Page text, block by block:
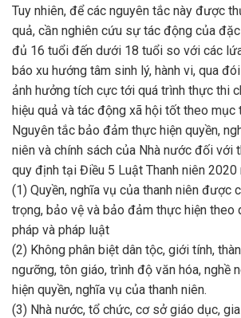
Tuy nhiên, để các nguyên tắc này được
quả, cần nghiên cứu sự tác động của
đủ 16 tuổi đến dưới 18 tuổi so với các
báo xu hướng tâm sinh lý, hành vi, qua
ảnh hưởng tích cực tới quá trình thực thi
hiệu quả và tác động xã hội tốt theo mục
Nguyên tắc bảo đảm thực hiện quyền,
niên và chính sách của Nhà nước đối với
quy định tại Điều 5 Luật Thanh niên 2020
(1) Quyền, nghĩa vụ của thanh niên được
trọng, bảo vệ và bảo đảm thực hiện theo
pháp và pháp luật
(2) Không phân biệt dân tộc, giới tính,
ngưỡng, tôn giáo, trình độ văn hóa, nghề
hiện quyền, nghĩa vụ của thanh niên.
(3) Nhà nước, tổ chức, cơ sở giáo dục,